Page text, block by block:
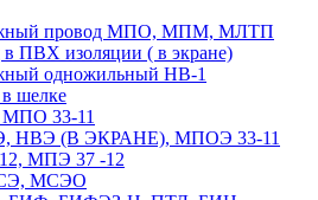
провод МПО, МПМ, МЛТП
ПВХ изоляции ( в экране)
одножильный HB-1
шелке
33-11
НВЭ (В ЭКРАНЕ), МПОЭ 33-11
МПЭ 37 -12
МСЭО